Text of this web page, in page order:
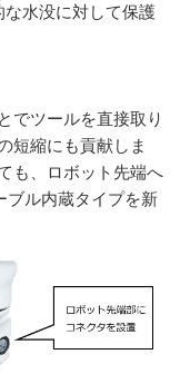
な水没に対して保護
でツールを直接取り
短縮にも貢献しま
も、ロボット先端へ
ブル内蔵タイプを新